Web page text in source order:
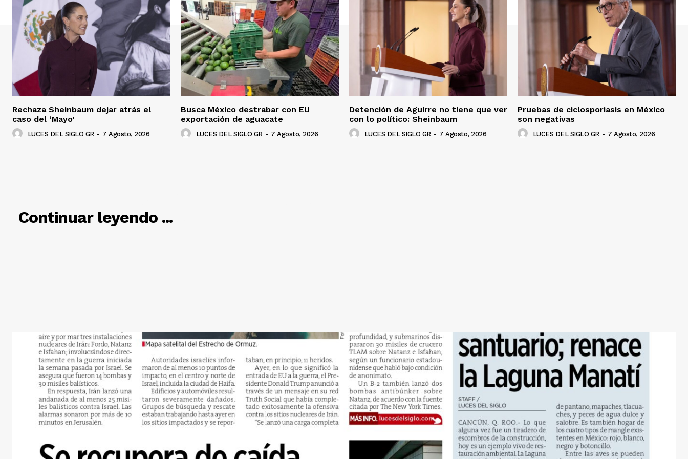
Rechaza Sheinbaum dejar atrás el
caso del ‘Mayo’
LUCES DEL SIGLO GR - 7 Agosto, 2026
Busca México destrabar con EU
exportación de aguacate
LUCES DEL SIGLO GR - 7 Agosto, 2026
Detención de Aguirre no tiene que ver
con lo político: Sheinbaum
LUCES DEL SIGLO GR - 7 Agosto, 2026
Pruebas de ciclosporiasis en México
son negativas
LUCES DEL SIGLO GR - 7 Agosto, 2026
Continuar leyendo ...
RELACIONADO